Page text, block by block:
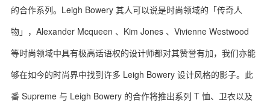
生 活
的合作系列。Leigh Bowery 其人可以说是时尚领域的「传奇人
物」，Alexander Mcqueen 、Kim Jones 、Vivienne Westwood
等时尚领域中具有极高话语权的设计师都对其赞誉有加，我们亦能
够在如今的时尚界中找到许多 Leigh Bowery 设计风格的影子。此
番 Supreme 与 Leigh Bowery 的合作将推出系列 T 恤、卫衣以及